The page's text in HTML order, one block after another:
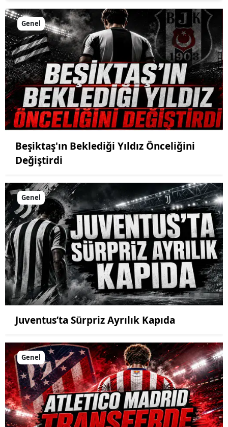
Genel
Beşiktaş'ın Beklediği Yıldız Önceliğini
Değiştirdi
Genel
Juventus’ta Sürpriz Ayrılık Kapıda
Genel